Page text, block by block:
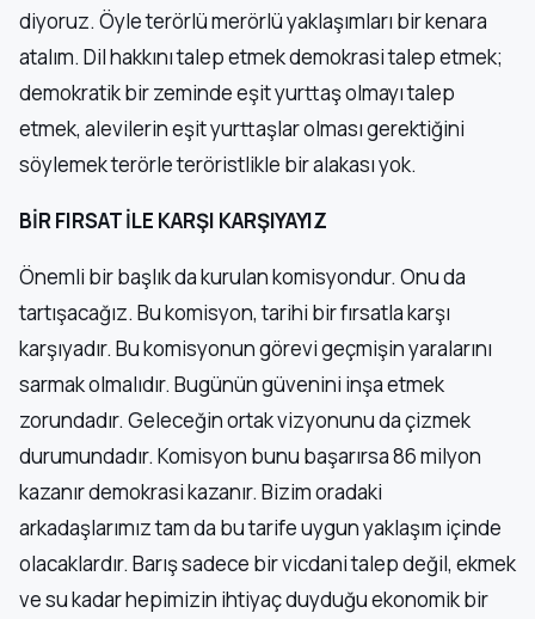
diyoruz. Öyle terörlü merörlü yaklaşımları bir kenara
atalım. Dil hakkını talep etmek demokrasi talep etmek;
demokratik bir zeminde eşit yurttaş olmayı talep
etmek, alevilerin eşit yurttaşlar olması gerektiğini
söylemek terörle teröristlikle bir alakası yok.
BİR FIRSAT İLE KARŞI KARŞIYAYIZ
Önemli bir başlık da kurulan komisyondur. Onu da
tartışacağız. Bu komisyon, tarihi bir fırsatla karşı
karşıyadır. Bu komisyonun görevi geçmişin yaralarını
sarmak olmalıdır. Bugünün güvenini inşa etmek
zorundadır. Geleceğin ortak vizyonunu da çizmek
durumundadır. Komisyon bunu başarırsa 86 milyon
kazanır demokrasi kazanır. Bizim oradaki
arkadaşlarımız tam da bu tarife uygun yaklaşım içinde
olacaklardır. Barış sadece bir vicdani talep değil, ekmek
ve su kadar hepimizin ihtiyaç duyduğu ekonomik bir